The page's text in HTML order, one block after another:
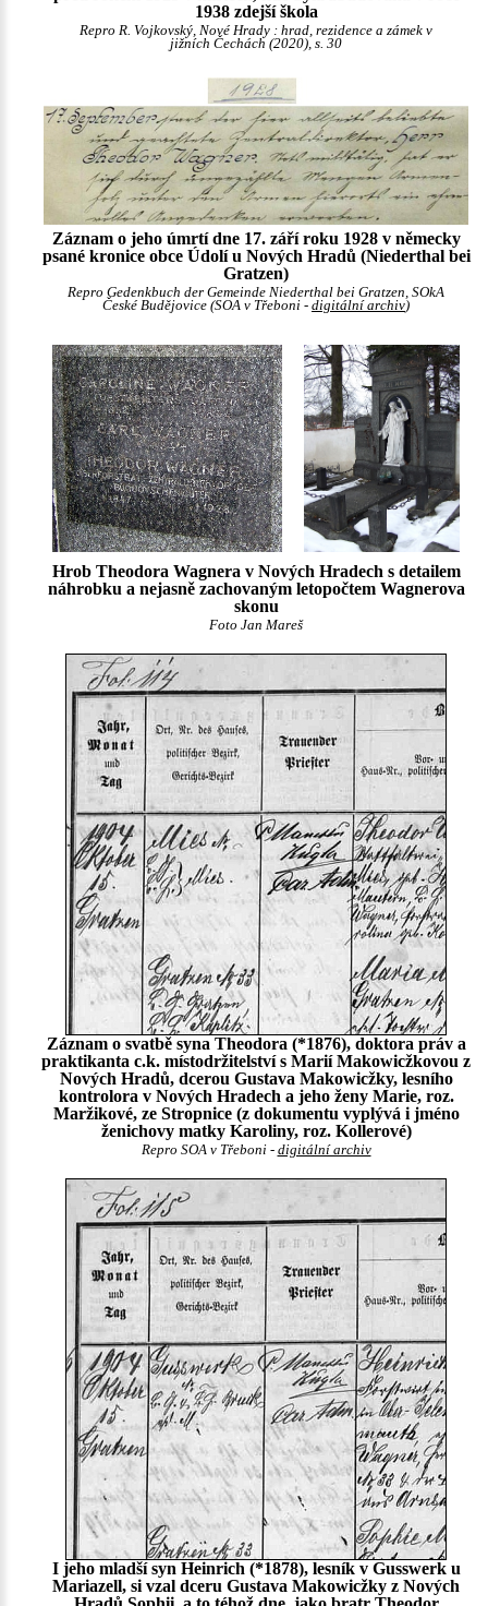
1938 zdejší škola
Repro R. Vojkovský, Nové Hrady : hrad, rezidence a zámek v
jižních Čechách (2020), s. 30
Záznam o jeho úmrtí dne 17. září roku 1928 v německy
psané kronice obce Údolí u Nových Hradů (Niederthal bei
Gratzen)
Repro Gedenkbuch der Gemeinde Niederthal bei Gratzen, SOkA
České Budějovice (SOA v Třeboni - digitální archiv)
Hrob Theodora Wagnera v Nových Hradech s detailem
náhrobku a nejasně zachovaným letopočtem Wagnerova
skonu
Foto Jan Mareš
Záznam o svatbě syna Theodora (*1876), doktora práv a
praktikanta c.k. místodržitelství s Marií Makowicžkovou z
Nových Hradů, dcerou Gustava Makowicžky, lesního
kontrolora v Nových Hradech a jeho ženy Marie, roz.
Maržikové, ze Stropnice (z dokumentu vyplývá i jméno
ženichovy matky Karoliny, roz. Kollerové)
Repro SOA v Třeboni - digitální archiv
I jeho mladší syn Heinrich (*1878), lesník v Gusswerk u
Mariazell, si vzal dceru Gustava Makowicžky z Nových